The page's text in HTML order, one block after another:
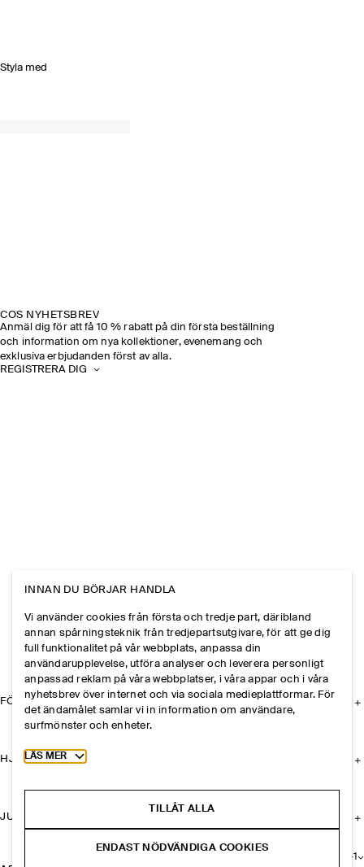
Styla med
+1
COS NYHETSBREV
Anmäl dig för att få 10 % rabatt på din första beställning
och information om nya kollektioner, evenemang och
exklusiva erbjudanden först av alla.
REGISTRERA DIG
FÖRETAGET
HJÄLP
JURIDISK INFORMATION
INNAN DU BÖRJAR HANDLA
Vi använder cookies från första och tredje part, däribland
annan spårningsteknik från tredjepartsutgivare, för att ge dig
full funktionalitet på vår webbplats, anpassa din
användarupplevelse, utföra analyser och leverera personligt
anpassad reklam på våra webbplatser, i våra appar och i våra
nyhetsbrev över internet och via sociala medieplattformar. För
det ändamålet samlar vi in information om användare,
surfmönster och enheter.
Toggle more cookie information
LÄS MER
TILLÅT ALLA
ENDAST NÖDVÄNDIGA COOKIES